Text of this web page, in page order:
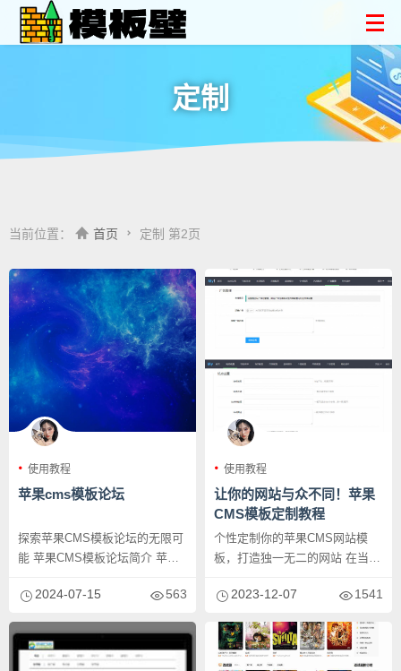
定制
当前位置： 首页 定制 第2页
使用教程
苹果cms模板论坛
探索苹果CMS模板论坛的无限可
能 苹果CMS模板论坛简介 苹果
2024-07-15 563
使用教程
让你的网站与众不同！苹果
CMS模板定制教程
个性定制你的苹果CMS网站模
板，打造独一无二的网站 在当今
引...2023-12-07 1541